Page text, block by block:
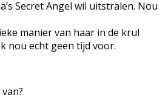
Secret Angel wil uitstralen. Nou
manier van haar in de krul
nou echt geen tijd voor.